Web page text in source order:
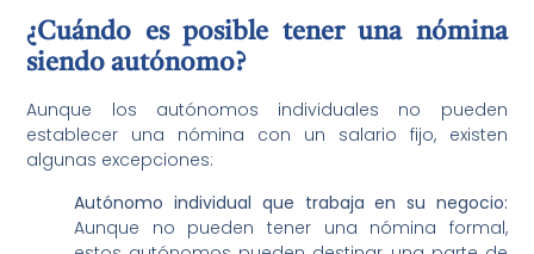
¿Cuándo es posible tener una nómina
siendo autónomo?
Aunque los autónomos individuales no pueden
establecer una nómina con un salario fijo, existen
algunas excepciones:
Autónomo individual que trabaja en su negocio:
Aunque no pueden tener una nómina formal,